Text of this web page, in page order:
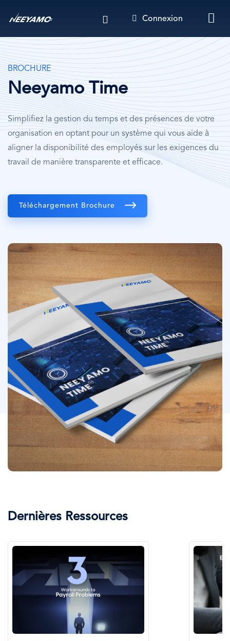
principal
Connexion
BROCHURE
Neeyamo Time
Simplifiez la gestion du temps et des présences de votre
organisation en optant pour un système qui vous aide à
aligner la disponibilité des employés sur les exigences du
travail de manière transparente et efficace.
Téléchargement Brochure
Image
Dernières Ressources